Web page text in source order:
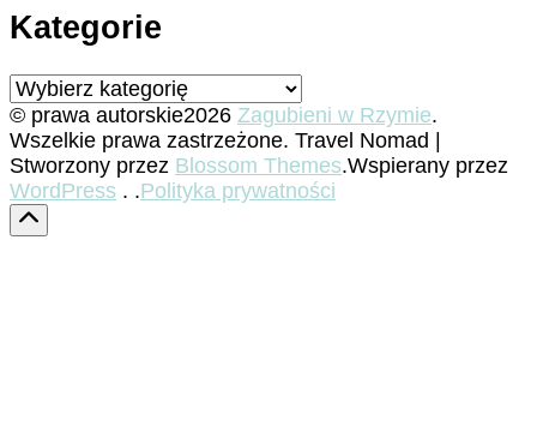
Kategorie
Kategorie
© prawa autorskie2026 Zagubieni w Rzymie.
Wszelkie prawa zastrzeżone. Travel Nomad |
Stworzony przez Blossom Themes.Wspierany przez
WordPress . .Polityka prywatności